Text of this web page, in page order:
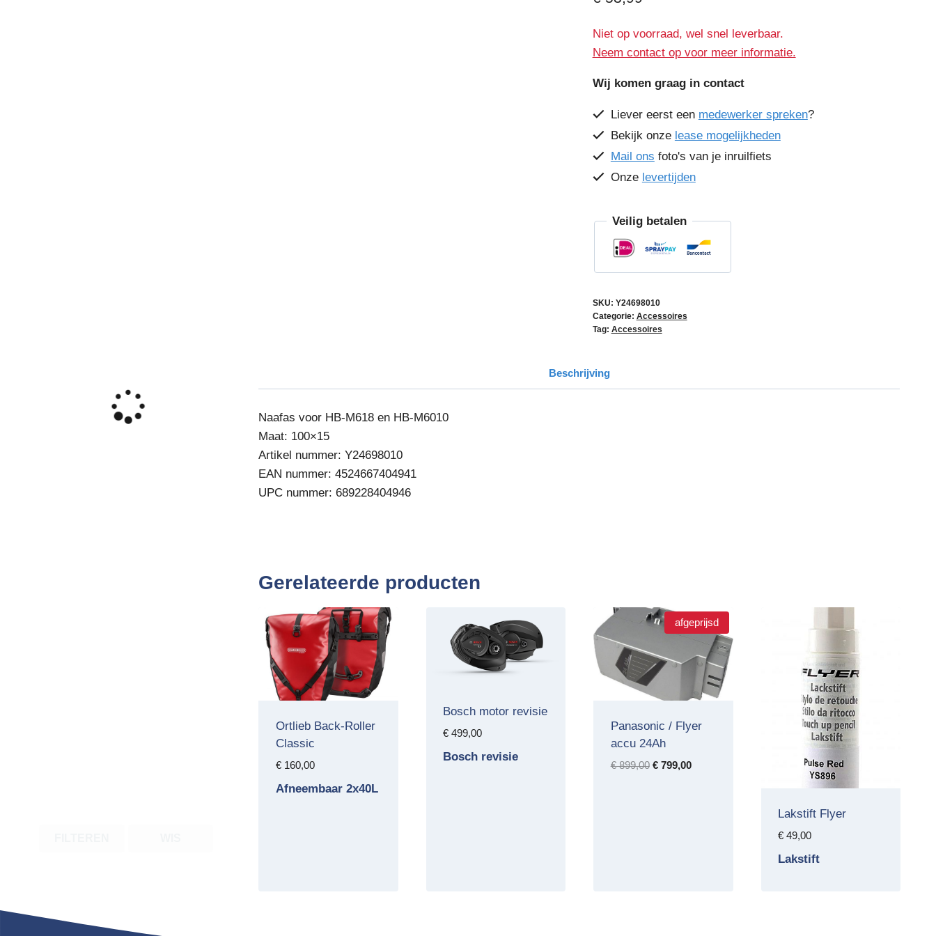
Niet op voorraad, wel snel leverbaar.
Neem contact op voor meer informatie.
Wij komen graag in contact
Liever eerst een medewerker spreken?
Bekijk onze lease mogelijkheden
Mail ons foto's van je inruilfiets
Onze levertijden
Veilig betalen
SKU: Y24698010
Categorie: Accessoires
Tag: Accessoires
Beschrijving
Naafas voor HB-M618 en HB-M6010
Maat: 100×15
Artikel nummer: Y24698010
EAN nummer: 4524667404941
UPC nummer: 689228404946
Gerelateerde producten
Ortlieb Back-Roller
Classic
€160,00
Afneembaar 2x40L
Bosch motor revisie
€ 499,00
Bosch revisie
afgeprijsd
Panasonic / Flyer
accu 24Ah
€899,00 Oorspronkelijke
€799,00Huidige
Lakstift Flyer
€ 49,00
Lakstift